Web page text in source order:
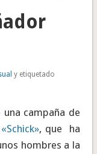
y etiquetado
campaña de
«Schick», que ha
hombres a la